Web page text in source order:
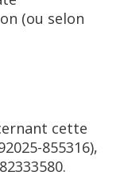
(ou selon
cette
855316),